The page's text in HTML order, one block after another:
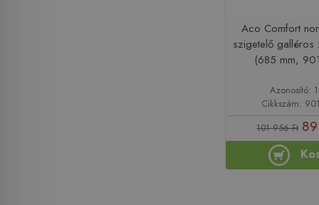
Aco Comfort
szigetelő galléros
(685 mm,
Azonosító:
Cikkszám:
101 956 Ft